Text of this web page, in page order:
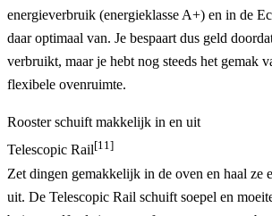
energieverbruik (energieklasse A+) en in de
daar optimaal van. Je bespaart dus geld
verbruikt, maar je hebt nog steeds het gemak
flexibele ovenruimte.
Rooster schuift makkelijk in en uit
Telescopic Rail[11]
Zet dingen gemakkelijk in de oven en haal ze
uit. De Telescopic Rail schuift soepel en